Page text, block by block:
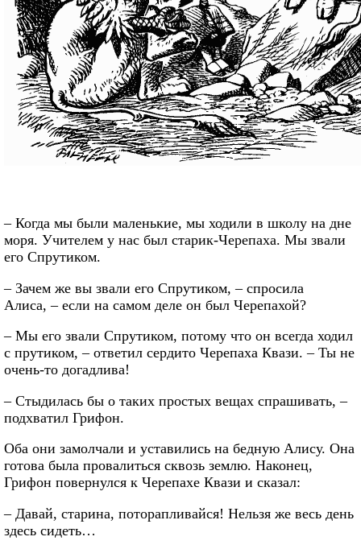
– Когда мы были маленькие, мы ходили в школу на дне
моря. Учителем у нас был старик-Черепаха. Мы звали
его Спрутиком.
– Зачем же вы звали его Спрутиком, – спросила
Алиса, – если на самом деле он был Черепахой?
– Мы его звали Спрутиком, потому что он всегда ходил
с прутиком, – ответил сердито Черепаха Квази. – Ты не
очень-то догадлива!
– Стыдилась бы о таких простых вещах спрашивать, –
подхватил Грифон.
Оба они замолчали и уставились на бедную Алису. Она
готова была провалиться сквозь землю. Наконец,
Грифон повернулся к Черепахе Квази и сказал:
– Давай, старина, поторапливайся! Нельзя же весь день
здесь сидеть…